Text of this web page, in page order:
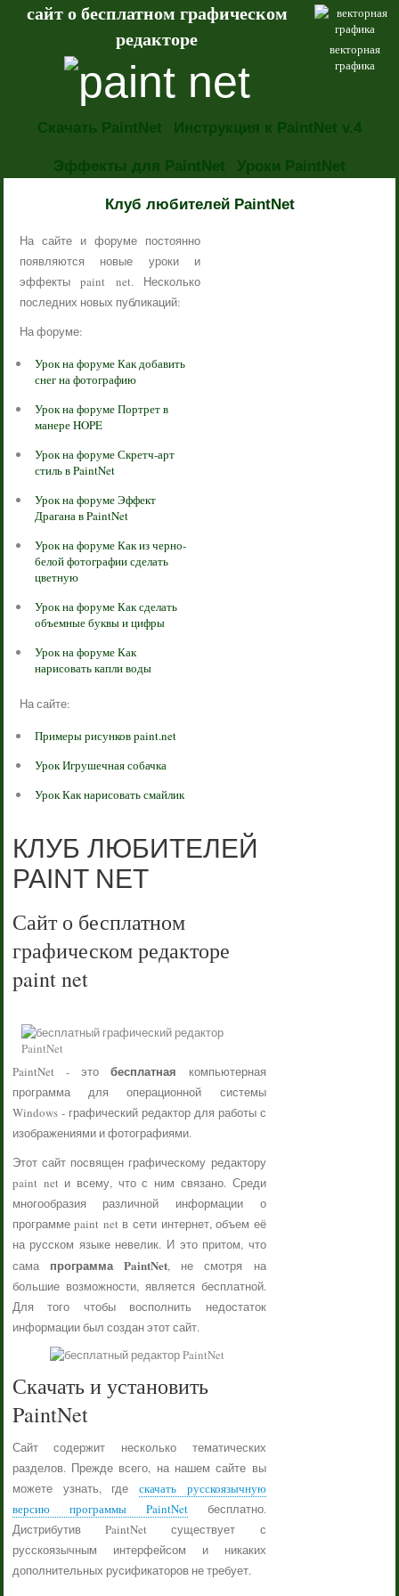
векторная
графика
сайт о бесплатном графическом
редакторе
Скачать PaintNet Инструкция к PaintNet v.4
Эффекты для PaintNet Уроки PaintNet
Клуб любителей PaintNet
На сайте и форуме постоянно
появляются новые уроки и
эффекты paint net. Несколько
последних новых публикаций:
На форуме:
Урок на форуме Как добавить
снег на фотографию
Урок на форуме Портрет в
манере HOPE
Урок на форуме Скретч-арт
стиль в PaintNet
Урок на форуме Эффект
Драгана в PaintNet
Урок на форуме Как из черно-
белой фотографии сделать
цветную
Урок на форуме Как сделать
объемные буквы и цифры
Урок на форуме Как
нарисовать капли воды
На сайте:
Примеры рисунков paint.net
Урок Игрушечная собачка
Урок Как нарисовать смайлик
КЛУБ ЛЮБИТЕЛЕЙ
PAINT NET
Сайт о бесплатном
графическом редакторе
paint net
PaintNet - этобесплатная компьютерная
программа для операционной системы
Windows - графический редактор для работы с
изображениями и фотографиями.
Этот сайт посвящен графическому редактору
paint net и всему, что с ним связано. Среди
многообразия различной информации о
программе paint net в сети интернет, объем её
на русском языке невелик. И это притом, что
сама программа PaintNet, не смотря на
большие возможности, является бесплатной.
Для того чтобы восполнить недостаток
информации был создан этот сайт.
Скачать и установить
PaintNet
Сайт содержит несколько тематических
разделов. Прежде всего, на нашем сайте вы
можете узнать, где скачать русскоязычную
версию программы PaintNetбесплатно.
Дистрибутив PaintNet существует с
русскоязычным интерфейсом и никаких
дополнительных русификаторов не требует.